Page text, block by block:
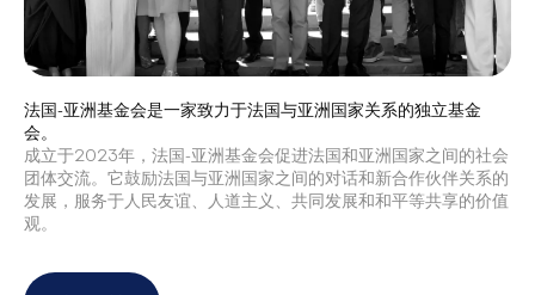
法国-亚洲基金会是一家致力于法国与亚洲国家关系的独立基金
会。
成立于2023年，法国-亚洲基金会促进法国和亚洲国家之间的社会
团体交流。它鼓励法国与亚洲国家之间的对话和新合作伙伴关系的
发展，服务于人民友谊、人道主义、共同发展和和平等共享的价值
观。